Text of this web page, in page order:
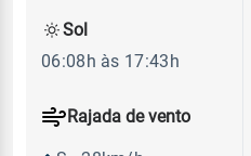
Rajada de vento
Sol
06:08h às 17:43h